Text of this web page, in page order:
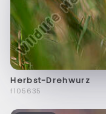
Herbst-Drehwurz
f105635